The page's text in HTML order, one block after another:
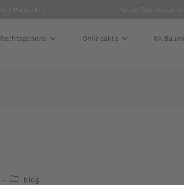
Rechtsgebiete Onlineakte RA
Beitrags-
blog